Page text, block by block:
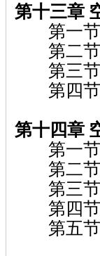
第十三章
第一节
第二节
第三节
第四节
第十四章
第一节
第二节
第三节
第四节
第五节